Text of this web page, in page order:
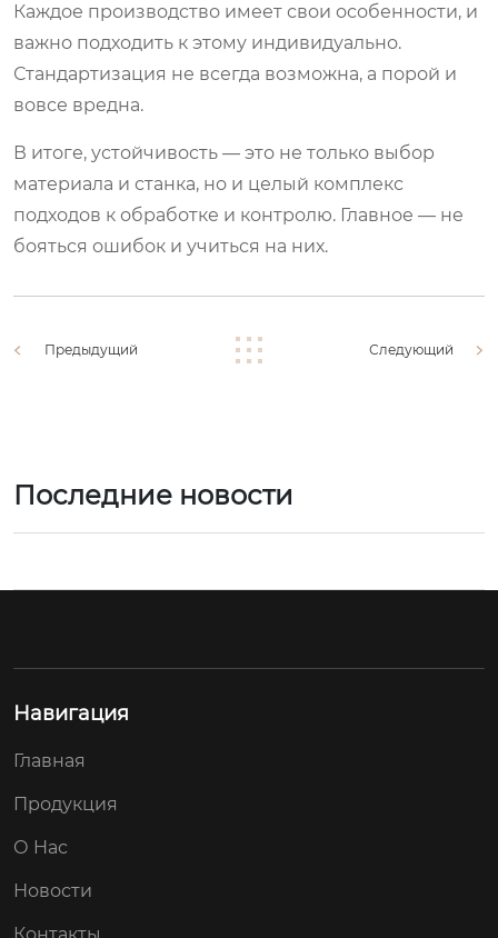
Каждое производство имеет свои особенности, и
важно подходить к этому индивидуально.
Стандартизация не всегда возможна, а порой и
вовсе вредна.
В итоге, устойчивость — это не только выбор
материала и станка, но и целый комплекс
подходов к обработке и контролю. Главное — не
бояться ошибок и учиться на них.
Предыдущий Следующий
Последние новости
Навигация
Главная
Продукция
О Hас
Новости